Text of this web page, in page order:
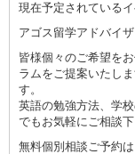
現在予定されている
アゴス留学アドバイ
皆様個々のご希望を
ラムをご提案いたし
す。
英語の勉強方法、学
でもお気軽にご相談下
無料個別相談ご予約は